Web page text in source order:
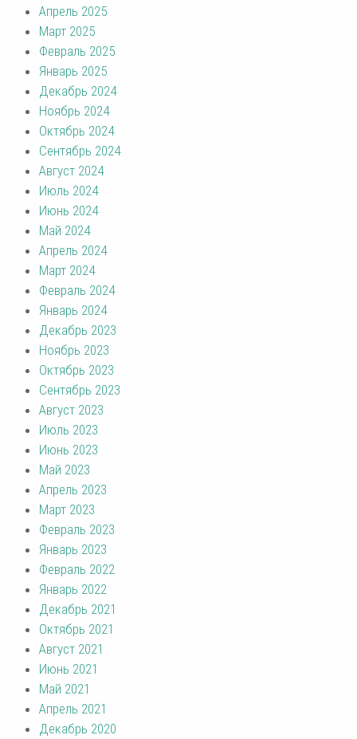
Апрель 2025
Март 2025
Февраль 2025
Январь 2025
Декабрь 2024
Ноябрь 2024
Октябрь 2024
Сентябрь 2024
Август 2024
Июль 2024
Июнь 2024
Май 2024
Апрель 2024
Март 2024
Февраль 2024
Январь 2024
Декабрь 2023
Ноябрь 2023
Октябрь 2023
Сентябрь 2023
Август 2023
Июль 2023
Июнь 2023
Май 2023
Апрель 2023
Март 2023
Февраль 2023
Январь 2023
Февраль 2022
Январь 2022
Декабрь 2021
Октябрь 2021
Август 2021
Июнь 2021
Май 2021
Апрель 2021
Декабрь 2020